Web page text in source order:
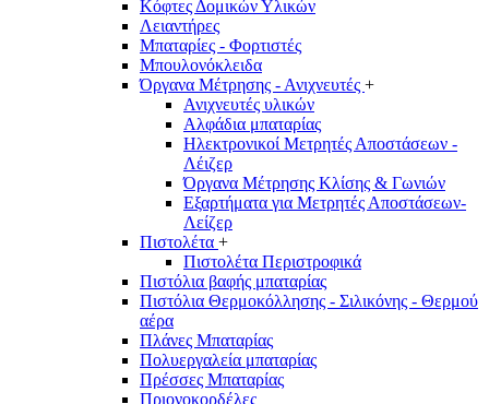
Κόφτες Δομικών Υλικών
Λειαντήρες
Μπαταρίες - Φορτιστές
Μπουλονόκλειδα
Όργανα Μέτρησης - Ανιχνευτές +
Ανιχνευτές υλικών
Αλφάδια μπαταρίας
Ηλεκτρονικοί Μετρητές Αποστάσεων -
Λέιζερ
Όργανα Μέτρησης Κλίσης & Γωνιών
Εξαρτήματα για Μετρητές Αποστάσεων-
Λείζερ
Πιστολέτα +
Πιστολέτα Περιστροφικά
Πιστόλια βαφής μπαταρίας
Πιστόλια Θερμοκόλλησης - Σιλικόνης - Θερμού
αέρα
Πλάνες Μπαταρίας
Πολυεργαλεία μπαταρίας
Πρέσσες Μπαταρίας
Πριονοκορδέλες